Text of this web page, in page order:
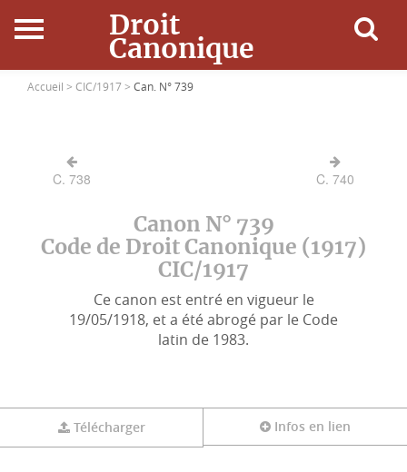
Droit
Canonique
Accueil
Ressources
Accueil > CIC/1917 > Can. N° 739
C. 738 C. 740
Canon N° 739
Code de Droit Canonique (1917)
CIC/1917
Ce canon est entré en vigueur le
19/05/1918, et a été abrogé par le Code
latin de 1983.
Télécharger Infos en lien